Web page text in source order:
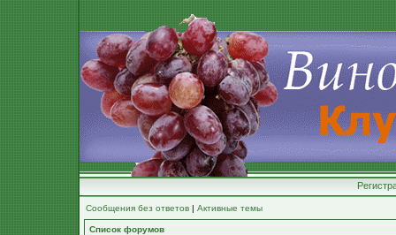
Сообщения без ответов | Активные темы
Список форумов